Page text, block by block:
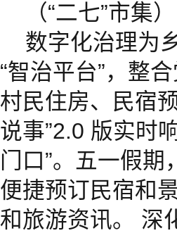
（“二七”市集）
数字化治理为
“智治平台”，整
村民住房、民宿
说事”2.0 版实时
门口”。五一假
便捷预订民宿和
和旅游资讯。 深